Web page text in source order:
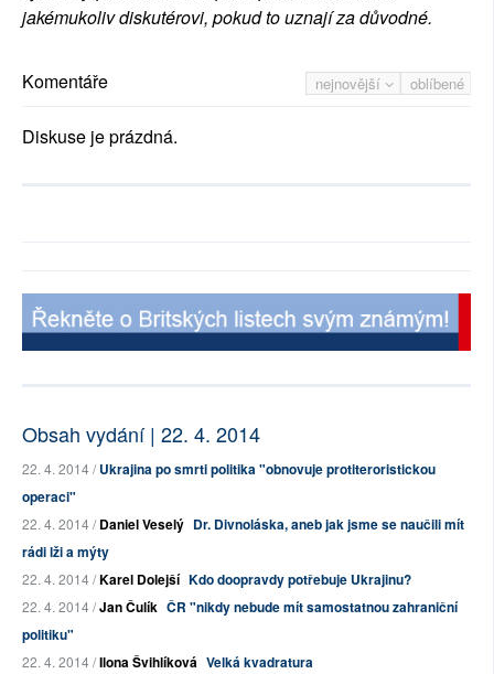
jakémukoliv diskutérovi, pokud to uznají za důvodné.
nejnovější oblíbené
Komentáře
Diskuse je prázdná.
Obsah vydání | 22. 4. 2014
22. 4. 2014 /Ukrajina po smrti politika "obnovuje protiteroristickou
operaci"
22. 4. 2014 /Daniel Veselý Dr. Divnoláska, aneb jak jsme se naučili mít
rádi lži a mýty
22. 4. 2014 /Karel Dolejší Kdo doopravdy potřebuje Ukrajinu?
22. 4. 2014 /Jan Čulík ČR "nikdy nebude mít samostatnou zahraniční
politiku"
22. 4. 2014 /Ilona Švihlíková Velká kvadratura